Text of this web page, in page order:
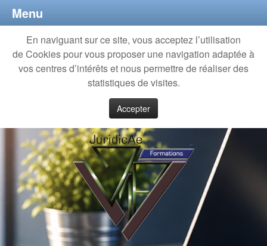
En naviguant sur ce site, vous acceptez l’utilisation
de Cookies pour vous proposer une navigation adaptée à
vos centres d’intérêts et nous permettre de réaliser des
statistiques de visites.
Accepter
Menu